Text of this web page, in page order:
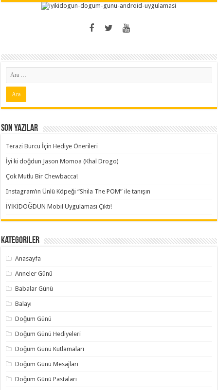
Son Yazılar
Terazi Burcu İçin Hediye Önerileri
İyi ki doğdun Jason Momoa (Khal Drogo)
Çok Mutlu Bir Chewbacca!
Instagram’ın Ünlü Köpeği “Shila The POM” ile tanışın
İYİKİDOĞDUN Mobil Uygulaması Çıktı!
Kategoriler
Anasayfa
Anneler Günü
Babalar Günü
Balayı
Doğum Günü
Doğum Günü Hediyeleri
Doğum Günü Kutlamaları
Doğum Günü Mesajları
Doğum Günü Pastaları